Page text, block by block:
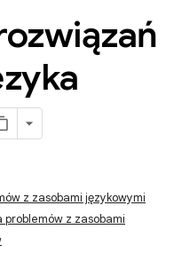
z zasobami językowymi
z zasobami